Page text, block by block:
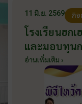
11 มิ.ย. 2569 กิ
โรงเรียนฮก
และมอบทุน
ศึกษา 2569
อ่านเพิ่มเติม ›